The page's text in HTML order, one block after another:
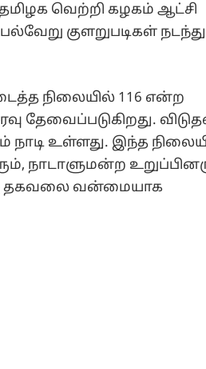
வெற்றி கழகம் ஆட்சி
குளறுபடிகள் நடந்து
நிலையில் 116 என்ற
தேவைப்படுகிறது.
உள்ளது. இந்த
நாடாளுமன்ற
தகவலை வன்மையாக